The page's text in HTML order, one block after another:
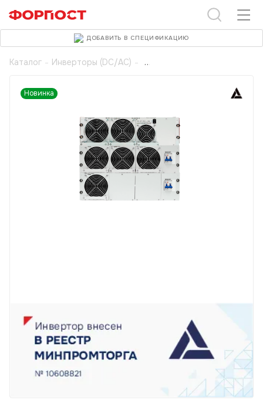
Каталог - Инверторы (DC/AC) -
Новинка
ДОБАВИТЬ В СПЕЦИФИКАЦИЮ